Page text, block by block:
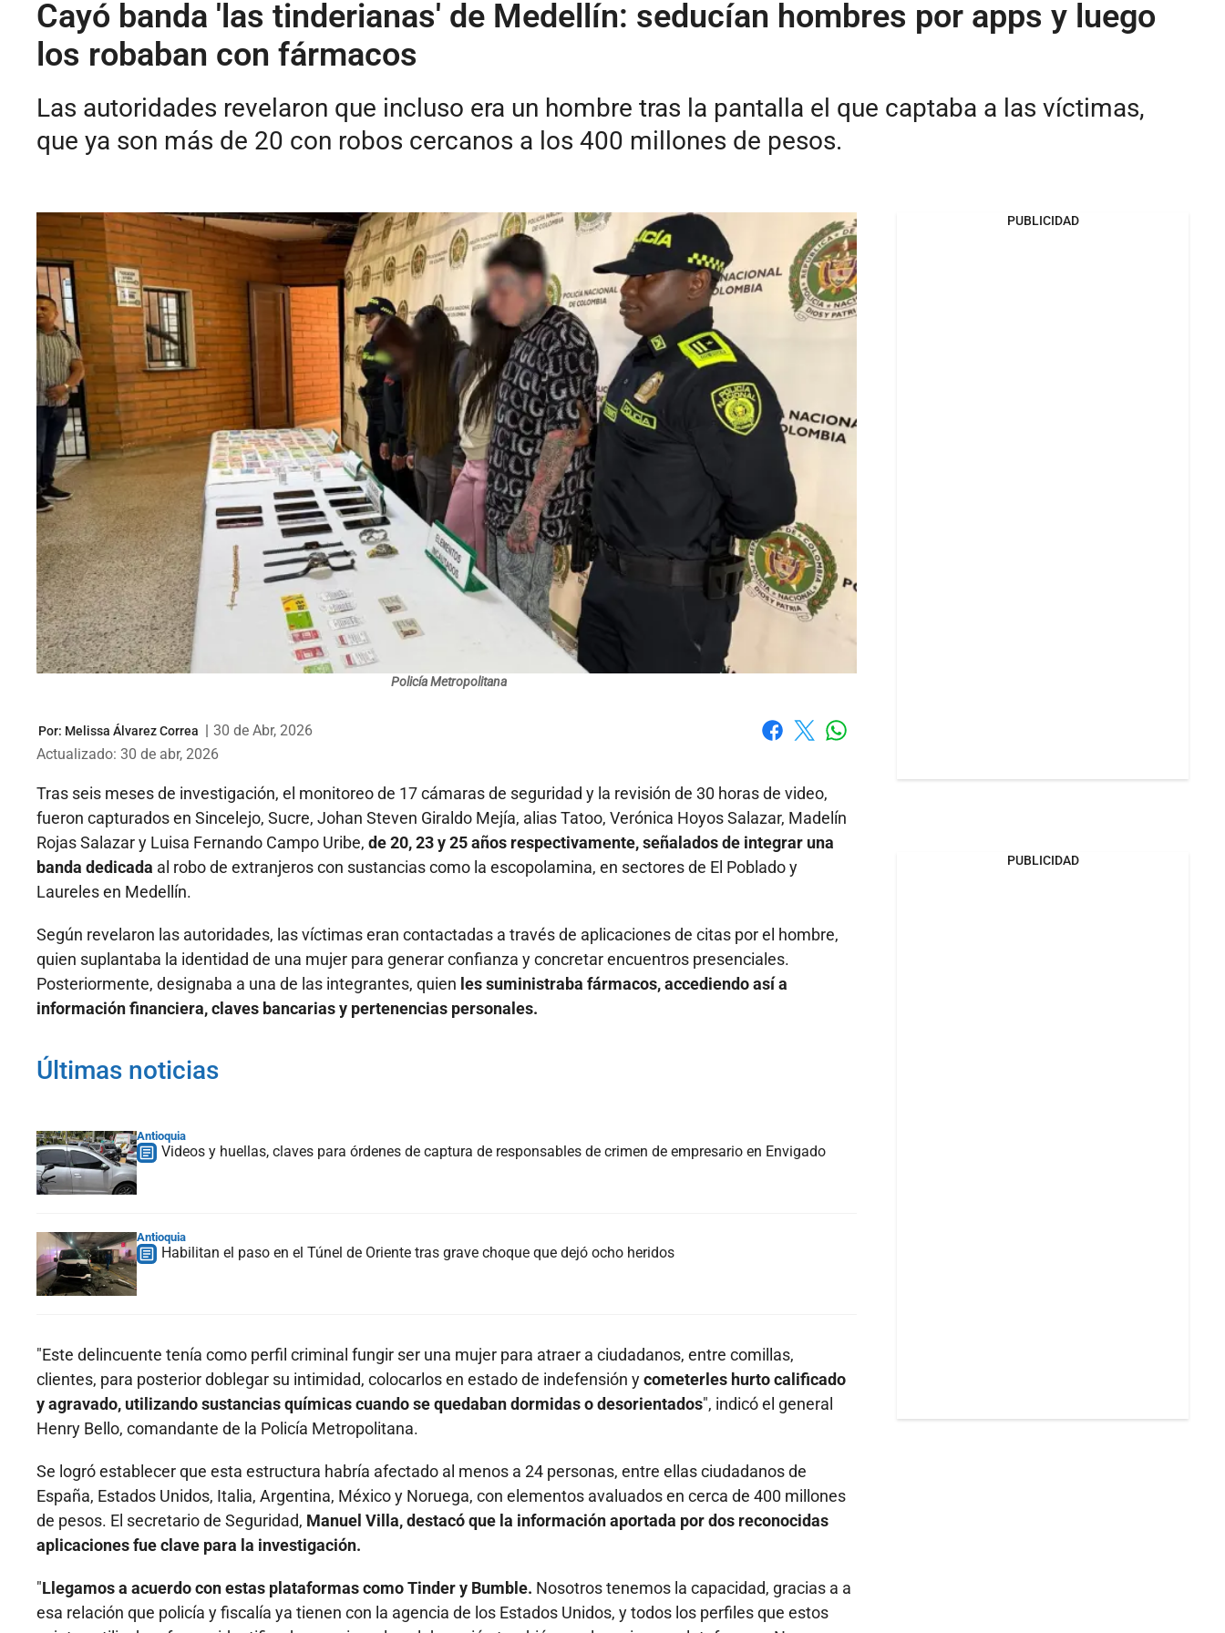
Cayó banda 'las tinderianas' de Medellín: seducían hombres por apps y luego
los robaban con fármacos
Las autoridades revelaron que incluso era un hombre tras la pantalla el que captaba a las víctimas,
que ya son más de 20 con robos cercanos a los 400 millones de pesos.
Policía Metropolitana
Por: Melissa Álvarez Correa | 30 de Abr, 2026
Actualizado: 30 de abr, 2026
Tras seis meses de investigación, el monitoreo de 17 cámaras de seguridad y la revisión de 30 horas de video,
fueron capturados en Sincelejo, Sucre, Johan Steven Giraldo Mejía, alias Tatoo, Verónica Hoyos Salazar, Madelín
Rojas Salazar y Luisa Fernando Campo Uribe, de 20, 23 y 25 años respectivamente, señalados de integrar una
banda dedicada al robo de extranjeros con sustancias como la escopolamina, en sectores de El Poblado y
Laureles en Medellín.
Según revelaron las autoridades, las víctimas eran contactadas a través de aplicaciones de citas por el hombre,
quien suplantaba la identidad de una mujer para generar confianza y concretar encuentros presenciales.
Posteriormente, designaba a una de las integrantes, quien les suministraba fármacos, accediendo así a
información financiera, claves bancarias y pertenencias personales.
Últimas noticias
Antioquia
Videos y huellas, claves para órdenes de captura de responsables de crimen de empresario en Envigado
Antioquia
Habilitan el paso en el Túnel de Oriente tras grave choque que dejó ocho heridos
"Este delincuente tenía como perfil criminal fungir ser una mujer para atraer a ciudadanos, entre comillas,
clientes, para posterior doblegar su intimidad, colocarlos en estado de indefensión ycometerles hurto calificado
y agravado, utilizando sustancias químicas cuando se quedaban dormidas o desorientados", indicó el general
Henry Bello, comandante de la Policía Metropolitana.
Se logró establecer que esta estructura habría afectado al menos a 24 personas, entre ellas ciudadanos de
España, Estados Unidos, Italia, Argentina, México y Noruega, con elementos avaluados en cerca de 400 millones
de pesos. El secretario de Seguridad, Manuel Villa, destacó que la información aportada por dos reconocidas
aplicaciones fue clave para la investigación.
"Llegamos a acuerdo con estas plataformas como Tinder y Bumble. Nosotros tenemos la capacidad, gracias a a
esa relación que policía y fiscalía ya tienen con la agencia de los Estados Unidos, y todos los perfiles que estos
PUBLICIDAD
PUBLICIDAD